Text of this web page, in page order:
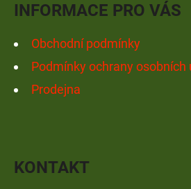
INFORMACE PRO VÁS
Obchodní podmínky
Podmínky ochrany osobních
Prodejna
KONTAKT